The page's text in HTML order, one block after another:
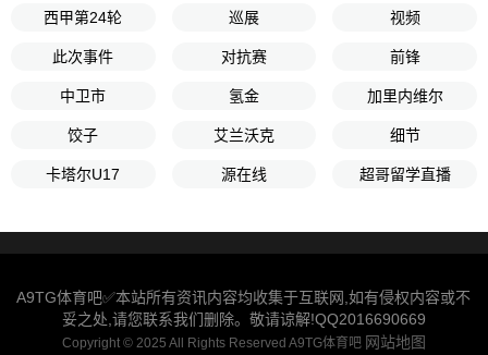
西甲第24轮 巡展 视频
此次事件 对抗赛 前锋
中卫市 氢金 加里内维尔
饺子 艾兰沃克 细节
卡塔尔U17 源在线 超哥留学直播
A9TG体育吧✅本站所有资讯内容均收集于互联网,如有侵权内容或不
妥之处,请您联系我们删除。敬请谅解!QQ2016690669
Copyright © 2025 All Rights Reserved A9TG体育吧 网站地图